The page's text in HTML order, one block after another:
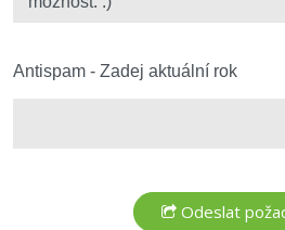
Antispam - Zadej aktuální rok